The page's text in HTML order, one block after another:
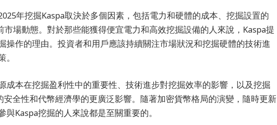
年挖掘Kaspa取決於多個因素，包括電力和硬體的成本、挖掘設置的
市場動態。對於那些能獲得便宜電力和高效挖掘設備的人來說，Kaspa提
操作的理由。投資者和用戶應該持續關注市場狀況和挖掘硬體的技術進
成本在挖掘盈利性中的重要性、技術進步對挖掘效率的影響，以及挖掘
安全性和代幣經濟學的更廣泛影響。隨著加密貨幣格局的演變，隨時更新
Kaspa挖掘的人來說都是至關重要的。